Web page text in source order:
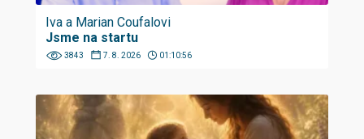
Iva a Marian Coufalovi
Jsme na startu
3843 7. 8. 2026 01:10:56